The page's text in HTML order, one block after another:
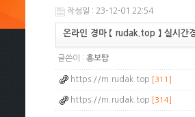
작성일 : 23-12-01 22:54
온라인 경마 【 rudak.top 】 실시간
글쓴이 : 홍보탑
https://m.rudak.top [311]
https://m.rudak.top [314]